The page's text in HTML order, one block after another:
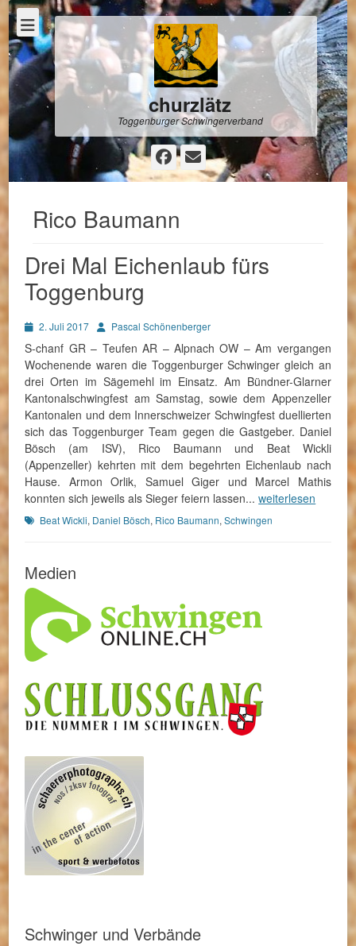
churzlätz
Toggenburger Schwingerverband
Facebook
E-
Mail
Rico Baumann
Drei Mal Eichenlaub fürs
Toggenburg
Posted2. Juli 2017 AutorPascal Schönenberger
S-chanf GR – Teufen AR – Alpnach OW – Am vergangen
Wochenende waren die Toggenburger Schwinger gleich an
drei Orten im Sägemehl im Einsatz. Am Bündner-Glarner
Kantonalschwingfest am Samstag, sowie dem Appenzeller
Kantonalen und dem Innerschweizer Schwingfest duellierten
sich das Toggenburger Team gegen die Gastgeber. Daniel
Bösch (am ISV), Rico Baumann und Beat Wickli
(Appenzeller) kehrten mit dem begehrten Eichenlaub nach
Hause. Armon Orlik, Samuel Giger und Marcel Mathis
konnten sich jeweils als Sieger feiern lassen...weiterlesen
Schlagworte
Beat Wickli, Daniel Bösch, Rico Baumann,Schwingen
Medien
Schwinger und Verbände